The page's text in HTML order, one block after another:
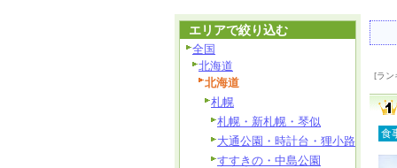
[ラン
食
エリアで絞り込む
全国
北海道
北海道
札幌
札幌・新札幌・琴似
大通公園・時計台・狸小路
すすきの・中島公園